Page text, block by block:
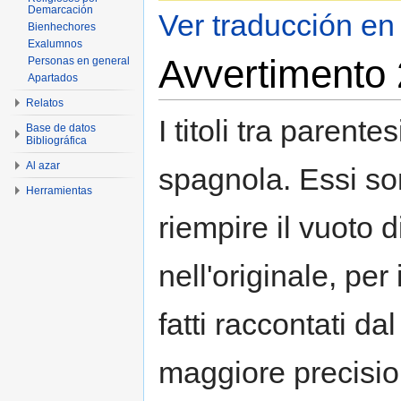
Ver traducción
Avvertimento
I titoli tra
spagnola. Essi
riempire il vuoto
nell'originale, per
fatti raccontati
maggiore
Demarcación
Bienhechores
Exalumnos
Personas en general
Apartados
Relatos
Base de datos
Bibliográfica
Al azar
Herramientas